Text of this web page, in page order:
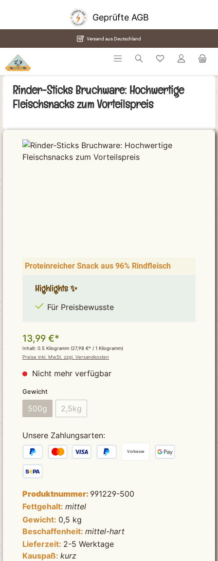
SSL Sicherheit
Versand aus Deutschland
Rinder-Sticks Bruchware: Hochwertige
Fleischsnacks zum Vorteilspreis
Bildergalerie überspringen
Proteinreicher Snack aus 96% Rindfleisch
Highlights ✨
Für Preisbewusste
13,99 €*
Inhalt: 0.5 Kilogramm (27,98 €* / 1 Kilogramm)
Preise inkl. MwSt. zzgl. Versandkosten
Nicht mehr verfügbar
Gewichtauswählen
500g(Diese Option ist zurzeit nicht verfügbar.)
2,5kg(Diese Option ist zurzeit nicht verfügbar.)
Unsere Zahlungsarten:
Vorkasse
Produktnummer: 991229-500
Fettgehalt: mittel
Gewicht: 0,5 kg
Beschaffenheit: mittel-hart
Lieferzeit: 2-5 Werktage
Kauspaß: kurz